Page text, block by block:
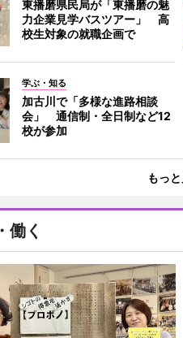
東播磨県民局が「東播磨の魅
力企業見学バスツアー」 高
校生対象の就職企画で
学ぶ・知る
加古川で「多様な進路相談
会」 通信制・全日制など12
校が参加
もっ
働く